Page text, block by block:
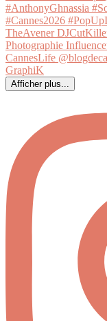
Afficher plus...